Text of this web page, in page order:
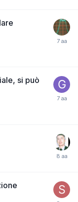
si può